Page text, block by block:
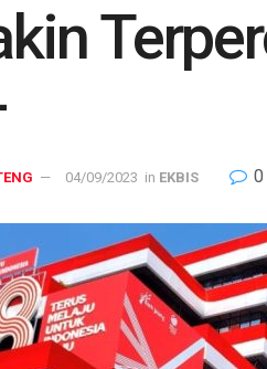
04/09/2023 in EKBIS 0